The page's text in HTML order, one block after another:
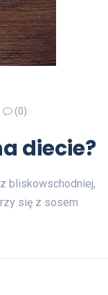
(0)
diecie?
bliskowschodniej,
się z sosem